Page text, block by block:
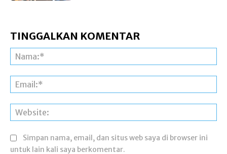
TINGGALKAN KOMENTAR
Simpan nama, email, dan situs web saya di browser ini
untuk lain kali saya berkomentar.